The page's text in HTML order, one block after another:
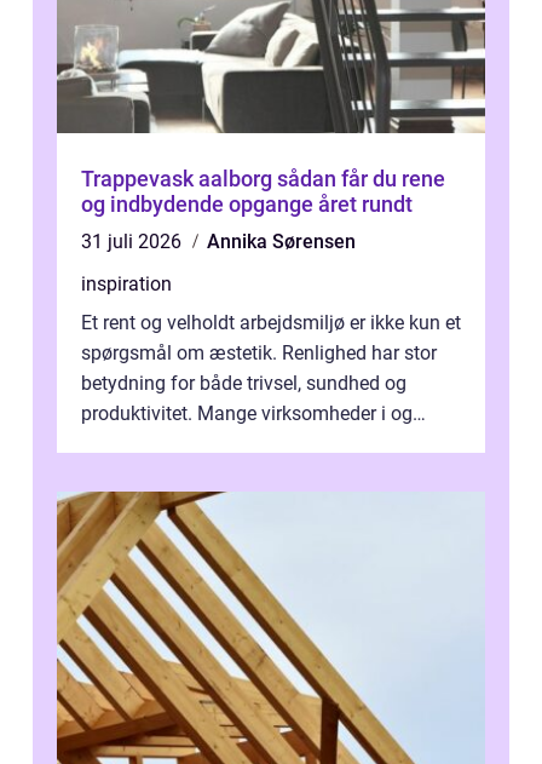
Trappevask aalborg sådan får du rene
og indbydende opgange året rundt
31 juli 2026
Annika Sørensen
inspiration
Et rent og velholdt arbejdsmiljø er ikke kun et
spørgsmål om æstetik. Renlighed har stor
betydning for både trivsel, sundhed og
produktivitet. Mange virksomheder i og